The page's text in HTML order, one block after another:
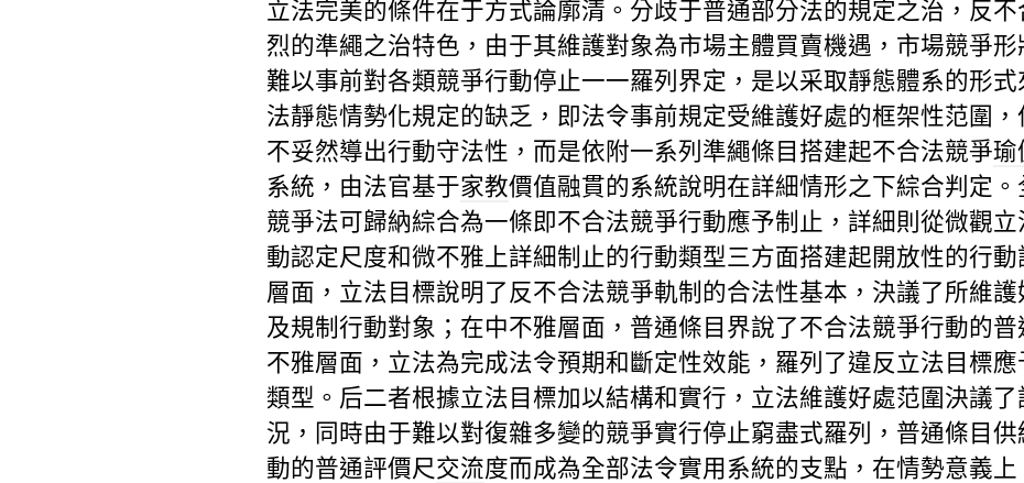
立法完美的條件在于方式論廓清。分歧于普通部分法的規定之治，反
烈的準繩之治特色，由于其維護對象為市場主體買賣機遇，市場競爭
難以事前對各類競爭行動停止一一羅列界定，是以采取靜態體系的形
法靜態情勢化規定的缺乏，即法令事前規定受維護好處的框架性范圍，
不妥然導出行動守法性，而是依附一系列準繩條目搭建起不合法競爭瑜
系統，由法官基于家教價值融貫的系統說明在詳細情形之下綜合判定
競爭法可歸納綜合為一條即不合法競爭行動應予制止，詳細則從微觀
動認定尺度和微不雅上詳細制止的行動類型三方面搭建起開放性的行
層面，立法目標說明了反不合法競爭軌制的合法性基本，決議了所維
及規制行動對象；在中不雅層面，普通條目界說了不合法競爭行動的
不雅層面，立法為完成法令預期和斷定性效能，羅列了違反立法目標
類型。后二者根據立法目標加以結構和實行，立法維護好處范圍決議
況，同時由于難以對復雜多變的競爭實行停止窮盡式羅列，普通條目
動的普通評價尺交流度而成為全部法令實用系統的支點，在情勢意義